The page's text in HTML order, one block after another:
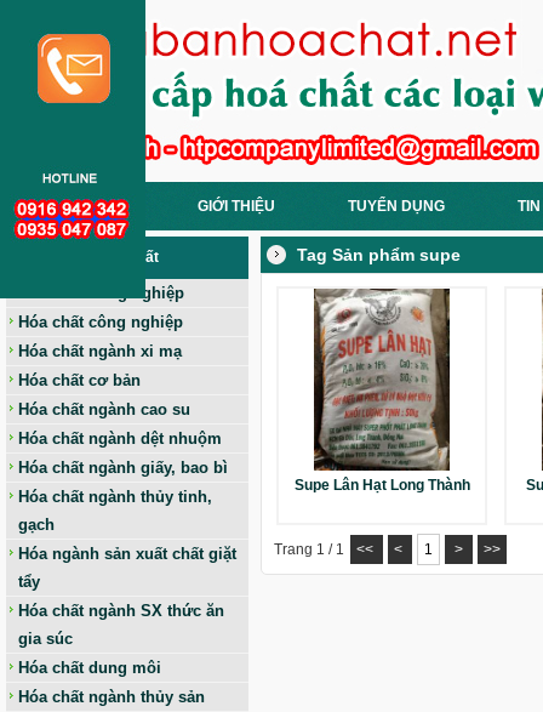
TRANG CHỦ GIỚI THIỆU TUYỂN DỤNG
Các Loại Hoá Chất
Hóa chất nông nghiệp
Hóa chất công nghiệp
Hóa chất ngành xi mạ
Hóa chất cơ bản
Hóa chất ngành cao su
Hóa chất ngành dệt nhuộm
Hóa chất ngành giấy, bao bì
Hóa chất ngành thủy tinh,
gạch
Hóa ngành sản xuất chất giặt
tẩy
Hóa chất ngành SX thức ăn
gia súc
Hóa chất dung môi
Hóa chất ngành thủy sản
Tag Sản phẩm supe
Supe Lân Hạt Long Thành
Trang 1 / 1 << < 1 > >>